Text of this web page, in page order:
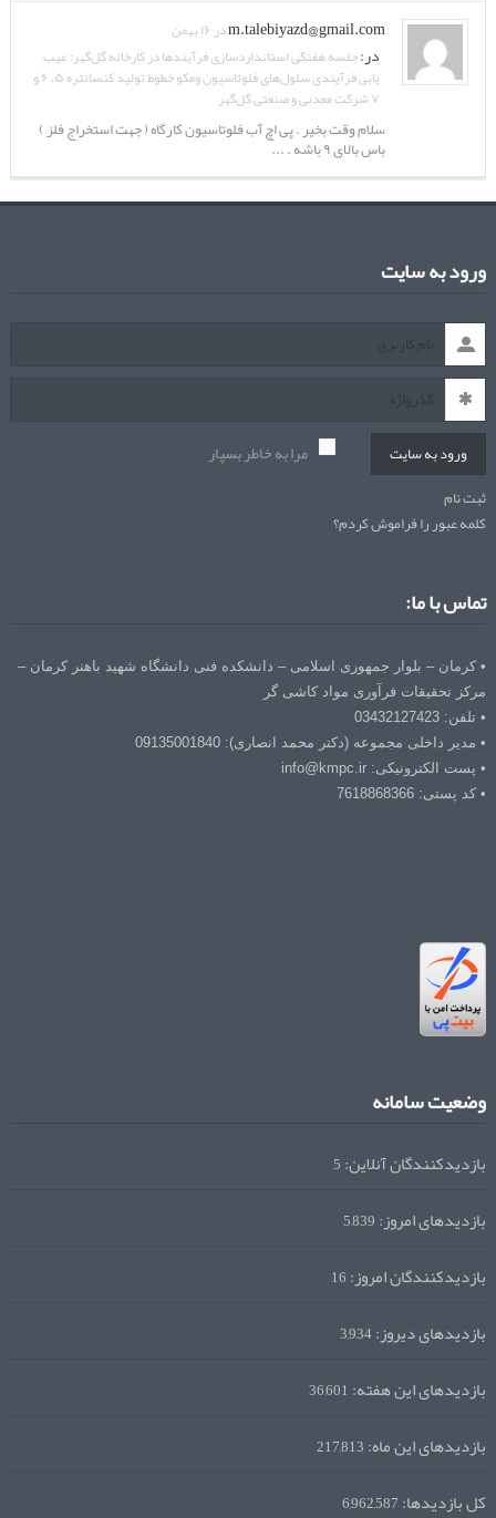
m.talebiyazd@gmail.comدر ۱۶ بهمن
در:جلسه هفتگی استانداردسازی فرآیندها در کارخانه گل‌گهر: عیب
یابی فرآیندی سلول‌های فلوتاسیون ومکو خطوط تولید کنسانتره ۵، ۶ و
۷ شرکت معدنی و صنعتی گل‌گهر
سلام وقت بخیر . پی اچ آب فلوتاسیون کارگاه ( جهت استخراج فلز )
باس بالای ۹ باشه . ...
ورود به سایت
ورود به سایت مرا به خاطر بسپار
ثبت نام
کلمه عبور را فراموش کردم؟
تماس با ما:
• کرمان – بلوار جمهوری اسلامی – دانشکده فنی دانشگاه شهید باهنر کرمان –
مرکز تحقیقات فرآوری مواد کاشی گر
• تلفن: 03432127423
• مدیر داخلی مجموعه (دکتر محمد انصاری): 09135001840
• پست الکترونیکی: info@kmpc.ir
• کد پستی: 7618868366
وضعیت سامانه
بازدیدکنندگان آنلاین:5
بازدیدهای امروز:5,839
بازدیدکنندگان امروز:16
بازدیدهای دیروز:3,934
بازدیدهای این هفته:36,601
بازدیدهای این ماه:217,813
کل بازدیدها:6,962,587